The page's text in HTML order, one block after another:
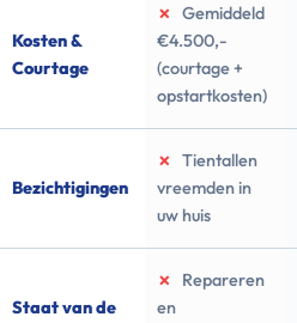
Kosten &
Courtage
✗
Gemiddeld
€4.500,-
(courtage +
opstartkosten)
Bezichtigingen
✗
Tientallen
vreemden in
uw huis
Staat van de
✗
Repareren
en